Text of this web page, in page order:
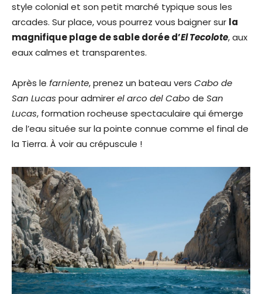
style colonial et son petit marché typique sous les
arcades. Sur place, vous pourrez vous baigner sur la
magnifique plage de sable dorée d’El Tecolote, aux
eaux calmes et transparentes.
Après le farniente, prenez un bateau vers Cabo de
San Lucas pour admirerel arco del Cabo de San
Lucas, formation rocheuse spectaculaire qui émerge
de l’eau située sur la pointe connue comme el final de
la Tierra. À voir au crépuscule !